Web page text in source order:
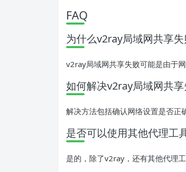
FAQ
为什么v2ray局域网共享失
v2ray局域网共享失败可能是由于
如何解决v2ray局域网共享
解决方法包括确认网络设置是否正
是否可以使用其他代理工
是的，除了v2ray，还有其他代理